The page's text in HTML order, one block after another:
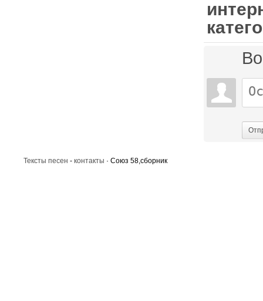
Тексты песен - контакты · Союз 58,сборник